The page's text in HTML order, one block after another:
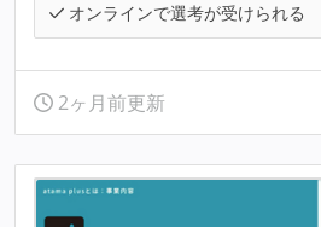
オンラインで選考が受けられる
2ヶ月前更新